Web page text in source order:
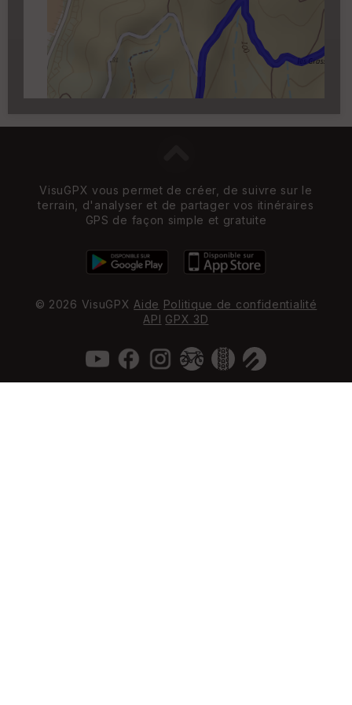
Carroyage UTM
(1km à partir du niveau de
zoom 14)
VisuGPX vous permet de créer, de suivre sur le
terrain, d'analyser et de partager vos itinéraires
GPS de façon simple et gratuite
© 2026 VisuGPX Aide Politique de confidentialité
API GPX 3D